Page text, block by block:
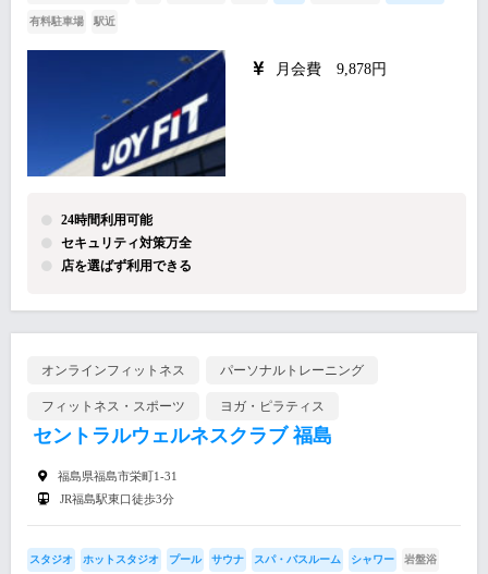
有料駐車場 駅近
月会費 9,878円
24時間利用可能
セキュリティ対策万全
店を選ばず利用できる
オンラインフィットネス パーソナルトレーニング
フィットネス・スポーツ ヨガ・ピラティス
セントラルウェルネスクラブ 福島
福島県福島市栄町1-31
JR福島駅東口徒歩3分
スタジオ ホットスタジオ プール サウナ スパ・バスルーム シャワー 岩盤浴